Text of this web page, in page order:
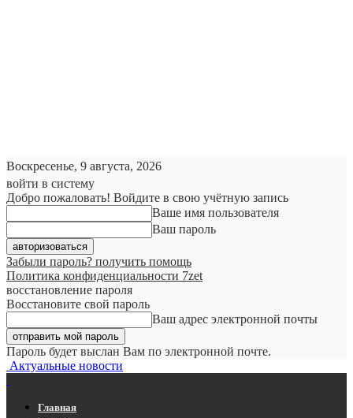
Воскресенье, 9 августа, 2026
войти в систему
Добро пожаловать! Войдите в свою учётную запись
Ваше имя пользователя
Ваш пароль
Забыли пароль? получить помощь
Политика конфиденциальности 7zet
восстановление пароля
Восстановите свой пароль
Ваш адрес электронной почты
Пароль будет выслан Вам по электронной почте.
Актуальные новости
Главная